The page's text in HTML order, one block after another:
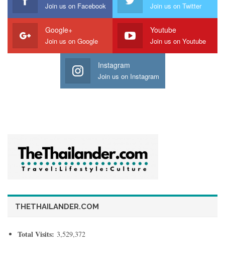
Join us on Facebook Join us on Twitter
Google+
Join us on Google
Youtube
Join us on Youtube
Instagram
Join us on Instagram
THETHAILANDER.COM
Total Visits: 3,529,372